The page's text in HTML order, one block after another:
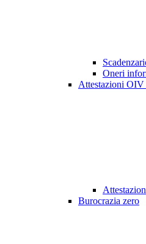
Oneri
Attestazioni OIV
Burocrazia zero